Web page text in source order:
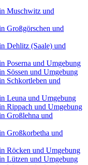
Muschwitz und
Großgörschen und
Dehlitz (Saale) und
Poserna und Umgebung
Sössen und Umgebung
Schkortleben und
Leuna und Umgebung
Rippach und Umgebung
Großlehna und
Großkorbetha und
Röcken und Umgebung
Lützen und Umgebung